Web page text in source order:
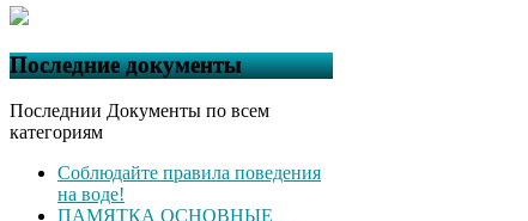
Последние документы
Последнии Документы по всем
категориям
Соблюдайте правила поведения
на воде!
ПАМЯТКА ОСНОВНЫЕ